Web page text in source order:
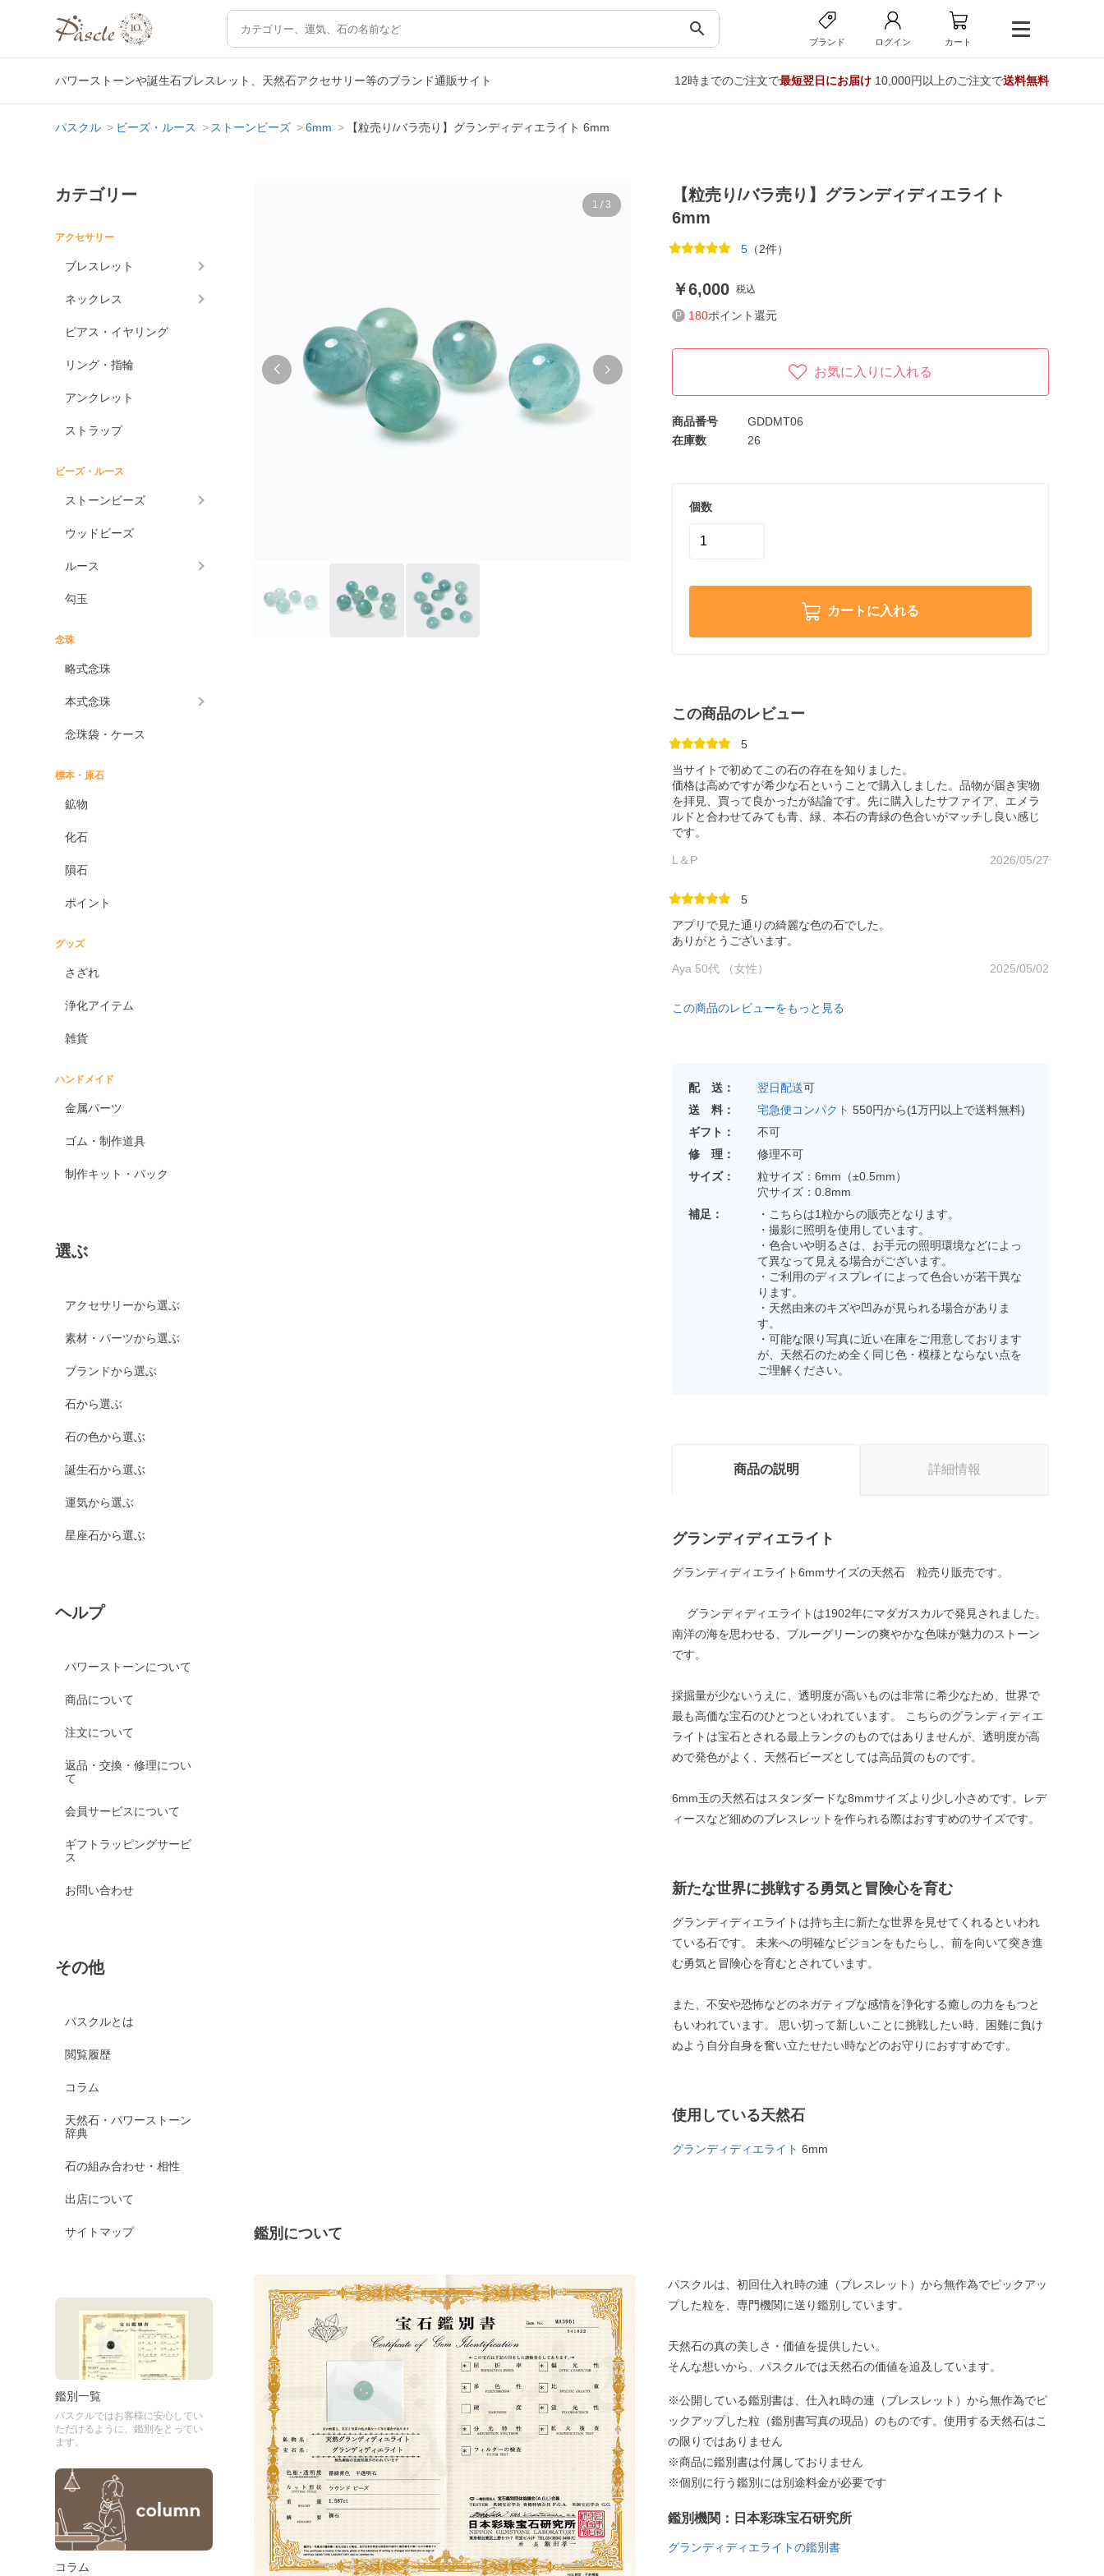
search
ブランド ログイン カート
パワーストーンや誕生石ブレスレット、天然石アクセサリー等のブランド通販サイト 12時までのご注文で最短翌日にお届け10,000円以上のご注文で送料無料
パスクル ビーズ・ルース ストーンビーズ 6mm 【粒売り/バラ売り】グランディディエライト 6mm
カテゴリー
アクセサリー
ブレスレット
ネックレス
ピアス・イヤリング
リング・指輪
アンクレット
ストラップ
ビーズ・ルース
ストーンビーズ
ウッドビーズ
ルース
勾玉
念珠
略式念珠
本式念珠
念珠袋・ケース
標本・原石
鉱物
化石
隕石
ポイント
グッズ
さざれ
浄化アイテム
雑貨
ハンドメイド
金属パーツ
ゴム・制作道具
制作キット・パック
選ぶ
アクセサリーから選ぶ
素材・パーツから選ぶ
ブランドから選ぶ
石から選ぶ
石の色から選ぶ
誕生石から選ぶ
運気から選ぶ
星座石から選ぶ
ヘルプ
パワーストーンについて
商品について
注文について
返品・交換・修理につい
て
会員サービスについて
ギフトラッピングサービ
ス
お問い合わせ
その他
パスクルとは
閲覧履歴
コラム
天然石・パワーストーン
辞典
石の組み合わせ・相性
出店について
サイトマップ
鑑別一覧
パスクルではお客様に安心してい
ただけるように、鑑別をとってい
ます。
コラム
1 / 3
【粒売り/バラ売り】グランディディエライト
6mm
5（2件）
6,000 税込
180ポイント還元
お気に入りに入れる
商品番号
GDDMT06
在庫数
26
個数
カートに入れる
この商品のレビュー
5
当サイトで初めてこの石の存在を知りました。
価格は高めですが希少な石ということで購入しました。品物が届き実物
を拝見、買って良かったが結論です。先に購入したサファイア、エメラ
ルドと合わせてみても青、緑、本石の青緑の色合いがマッチし良い感じ
です。
L＆P 2026/05/27
5
アプリで見た通りの綺麗な色の石でした。
ありがとうございます。
Aya 50代 （女性） 2025/05/02
この商品のレビューをもっと見る
配 送： 翌日配送可
送 料：
宅急便コンパクト 550円から(1万円以上で送料無料)
ギフト：
不可
修 理：
修理不可
サイズ：
粒サイズ：6mm（±0.5mm）
穴サイズ：0.8mm
補足：
・こちらは1粒からの販売となります。
・撮影に照明を使用しています。
・色合いや明るさは、お手元の照明環境などによっ
て異なって見える場合がございます。
・ご利用のディスプレイによって色合いが若干異な
ります。
・天然由来のキズや凹みが見られる場合がありま
す。
・可能な限り写真に近い在庫をご用意しております
が、天然石のため全く同じ色・模様とならない点を
ご理解ください。
商品の説明 詳細情報
グランディディエライト
グランディディエライト6mmサイズの天然石 粒売り販売です。
グランディディエライトは1902年にマダガスカルで発見されました。
南洋の海を思わせる、ブルーグリーンの爽やかな色味が魅力のストーン
です。
採掘量が少ないうえに、透明度が高いものは非常に希少なため、世界で
最も高価な宝石のひとつといわれています。 こちらのグランディディエ
ライトは宝石とされる最上ランクのものではありませんが、透明度が高
めで発色がよく、天然石ビーズとしては高品質のものです。
6mm玉の天然石はスタンダードな8mmサイズより少し小さめです。レデ
ィースなど細めのブレスレットを作られる際はおすすめのサイズです。
新たな世界に挑戦する勇気と冒険心を育む
グランディディエライトは持ち主に新たな世界を見せてくれるといわれ
ている石です。 未来への明確なビジョンをもたらし、前を向いて突き進
む勇気と冒険心を育むとされています。
また、不安や恐怖などのネガティブな感情を浄化する癒しの力をもつと
もいわれています。 思い切って新しいことに挑戦したい時、困難に負け
ぬよう自分自身を奮い立たせたい時などのお守りにおすすめです。
使用している天然石
グランディディエライト 6mm
鑑別について
パスクルは、初回仕入れ時の連（ブレスレット）から無作為でピックアッ
プした粒を、専門機関に送り鑑別しています。
天然石の真の美しさ・価値を提供したい。
そんな想いから、パスクルでは天然石の価値を追及しています。
※公開している鑑別書は、仕入れ時の連（ブレスレット）から無作為でピ
ックアップした粒（鑑別書写真の現品）のものです。使用する天然石はこ
の限りではありません
※商品に鑑別書は付属しておりません
※個別に行う鑑別には別途料金が必要です
鑑別機関：日本彩珠宝石研究所
グランディディエライトの鑑別書